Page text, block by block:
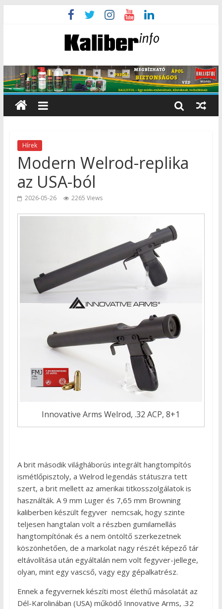
Hírek
Modern Welrod-replika
az USA-ból
2026-05-26 2265 Views
Innovative Arms Welrod, .32 ACP, 8+1
A brit második világháborús integrált hangtompítós
ismétlőpisztoly, a Welrod legendás státuszra tett
szert, a brit mellett az amerikai titkosszolgálatok is
használták. A 9 mm Luger és 7,65 mm Browning
kaliberben készült fegyver nemcsak, hogy szinte
teljesen hangtalan volt a részben gumilamellás
hangtompítónak és a nem öntöltő szerkezetnek
köszönhetően, de a markolat nagy részét képező tár
eltávolítása után egyáltalán nem volt fegyver-jellege,
olyan, mint egy vascső, vagy egy gépalkatrész.
Ennek a fegyvernek készíti most élethű másolatát az
Dél-Karolinában (USA) működő Innovative Arms, .32